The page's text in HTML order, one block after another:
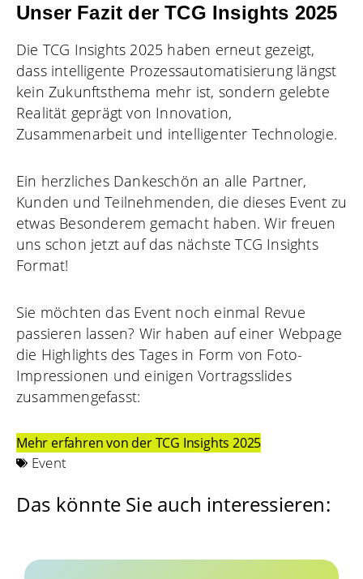
Unser Fazit der TCG Insights 2025
Die TCG Insights 2025 haben erneut gezeigt,
dass intelligente Prozessautomatisierung längst
kein Zukunftsthema mehr ist, sondern gelebte
Realität geprägt von Innovation,
Zusammenarbeit und intelligenter Technologie.
Ein herzliches Dankeschön an alle Partner,
Kunden und Teilnehmenden, die dieses Event zu
etwas Besonderem gemacht haben. Wir freuen
uns schon jetzt auf das nächste TCG Insights
Format!
Sie möchten das Event noch einmal Revue
passieren lassen? Wir haben auf einer Webpage
die Highlights des Tages in Form von Foto-
Impressionen und einigen Vortragsslides
zusammengefasst:
Mehr erfahren von der TCG Insights 2025
Event
Das könnte Sie auch interessieren: